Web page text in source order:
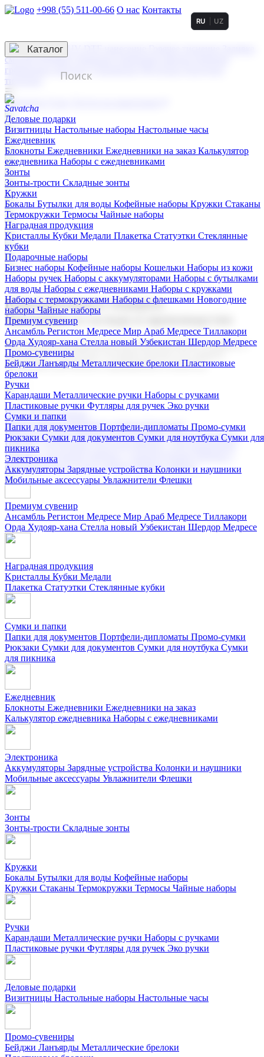
+998 (55) 511-00-66 О нас Контакты
3D гравировка
смолой (Doming)
гравировка твердая
тиснение
RU UZ
☰
Контакты
Каталог
Деловые подарки
Визитницы Настольные наборы Настольные часы
Ежедневник
Блокноты Ежедневники Ежедневники на заказ Калькулятор
ежедневника Наборы с ежедневниками
Зонты
Зонты-трости Складные зонты
Кружки
Бокалы Бутылки для воды Кофейные наборы Кружки Стаканы
Термокружки Термосы Чайные наборы
Наградная продукция
Kристаллы Кубки Медали Плакетка Статуэтки Стеклянные
кубки
Подарочные наборы
Бизнес наборы Кофейные наборы Кошельки Наборы из кожи
Наборы ручек Наборы с аккумуляторами Наборы с бутылками
для воды Наборы с ежедневниками Наборы с кружками
Наборы с термокружками Наборы с флешками Новогодние
наборы Чайные наборы
Премиум сувенир
Ансамбль Регистон Медресе Мир Араб Медресе Тиллакори
Орда Худояр-хана Стелла новый Узбекистан Шердор Медресе
Промо-сувениры
Бейджи Ланъярды Металлические брелоки Пластиковые
брелоки
Ручки
Карандаши Металлические ручки Наборы с ручками
Пластиковые ручки Футляры для ручек Эко ручки
Сумки и папки
Папки для документов Портфели-дипломаты Промо-сумки
Рюкзаки Сумки для документов Сумки для ноутбука Сумки для
пикника
Электроника
Аккумуляторы Зарядные устройства Колонки и наушники
Мобильные аксессуары Увлажнители Флешки
Корпоративные подарки
Поставка со склада и производство
Мы предлагаем широкий выбор корпоративных подарков и
сувениров с логотипом. В нашем каталоге вы найдете
продукцию для бизнеса, мероприятия и клиентов.
Подарочные наборы
Бизнес наборыКофейные наборы Кошельки
Наборы из кожиНаборы ручекНаборы с аккумуляторами
Наборы с бутылками для воды
Наборы с ежедневниками
Наборы с кружками
флешкамиНовогодние наборыЧайные наборы
Премиум сувенир
Ансамбль Регистон Медресе Мир Араб Медресе Тиллакори
Орда Худояр-хана Стелла новый Узбекистан Шердор Медресе
Наградная продукция
Kристаллы Кубки Медали
Плакетка Статуэтки Стеклянные кубки
Сумки и папки
Папки для документов Портфели-дипломаты Промо-сумки
Рюкзаки Сумки для документов Сумки для ноутбука Сумки
для пикника
Ежедневник
Блокноты Ежедневники Ежедневники на заказ
Калькулятор ежедневника Наборы с ежедневниками
Электроника
Аккумуляторы Зарядные устройства Колонки и наушники
Мобильные аксессуары Увлажнители Флешки
Зонты
Зонты-трости Складные зонты
Кружки
Бокалы Бутылки для воды Кофейные наборы
Кружки Стаканы Термокружки Термосы Чайные наборы
Ручки
Карандаши Металлические ручки Наборы с ручками
Пластиковые ручки Футляры для ручек Эко ручки
Деловые подарки
Визитницы Настольные наборы Настольные часы
Промо-сувениры
Бейджи Ланъярды Металлические брелоки